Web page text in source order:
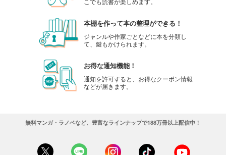
本棚を作って本の整理ができる！
ジャンルや作家ごとなどに本を分類し
て、鍵もかけられます。
お得な通知機能！
通知を許可すると、お得なクーポン情報
などが届きます。
無料マンガ・ラノベなど、豊富なラインナップで188万冊以上配信中！